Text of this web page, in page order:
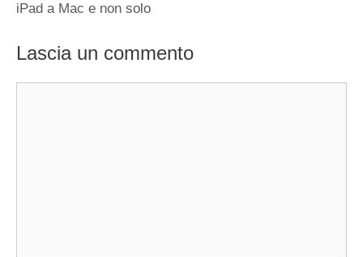
iPad a Mac e non solo
Lascia un commento